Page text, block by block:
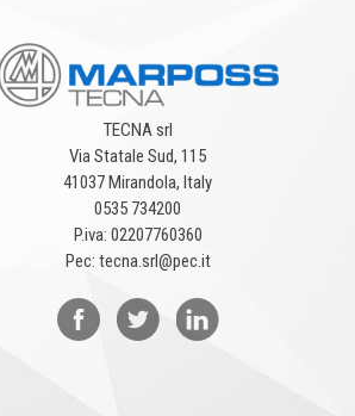
TECNA srl
Via Statale Sud, 115
41037 Mirandola, Italy
0535 734200
P.iva: 02207760360
Pec: tecna.srl@pec.it